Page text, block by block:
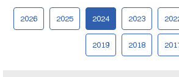
2026 2025 2024 2023
2019 2018